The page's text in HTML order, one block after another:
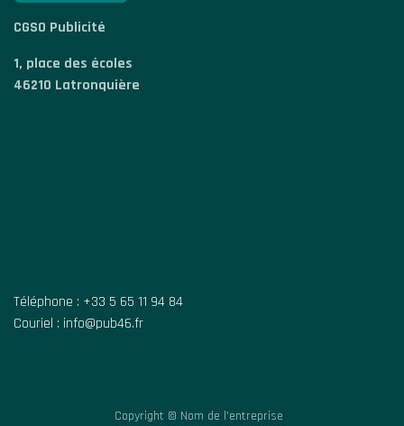
CGSO Publicité
1, place des écoles
46210 Latronquière
Téléphone : +33 5 65 11 94 84
Couriel : info@pub46.fr
Copyright © Nom de l'entreprise